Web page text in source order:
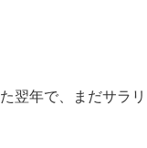
翌年で、まだサラリ